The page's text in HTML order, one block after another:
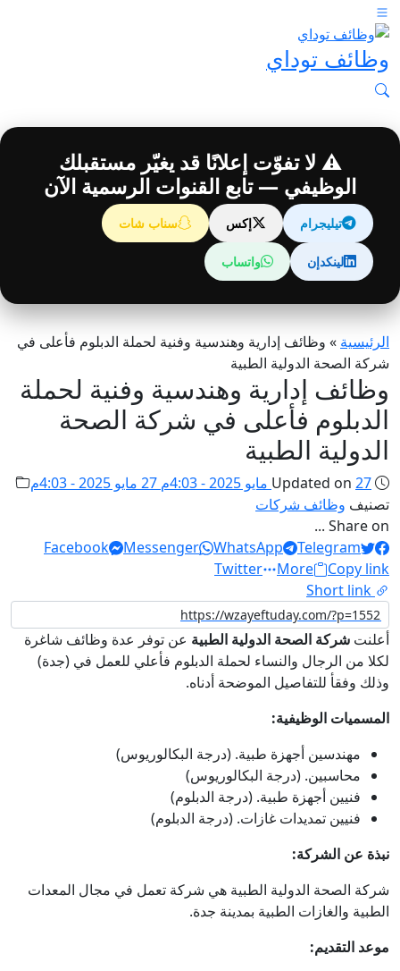
وظائف توداي
⚠️ لا تفوّت إعلانًا قد يغيّر مستقبلك
الوظيفي — تابع القنوات الرسمية الآن
تيليجرام إكس سناب شات
لينكدإن واتساب
الرئيسية » وظائف إدارية وهندسية وفنية لحملة الدبلوم فأعلى في
شركة الصحة الدولية الطبية
وظائف إدارية وهندسية وفنية لحملة
الدبلوم فأعلى في شركة الصحة
الدولية الطبية
Updated on 27 مايو 2025 - 4:03م
27 مايو 2025 - 4:03م
تصنيف وظائف شركات
Share on ...
Facebook
Messenger WhatsApp
Telegram
Twitter
More
Copy link
Short link
أعلنت شركة الصحة الدولية الطبية عن توفر عدة وظائف شاغرة
لكلا من الرجال والنساء لحملة الدبلوم فأعلي للعمل في (جدة)
وذلك وفقأ للتفاصيل الموضحة أدناه.
المسميات الوظيفية:
مهندسين أجهزة طبية. (درجة البكالوريوس)
محاسبين. (درجة البكالوريوس)
فنيين أجهزة طبية. (درجة الدبلوم)
فنيين تمديدات غازات. (درجة الدبلوم)
نبذة عن الشركة:
شركة الصحة الدولية الطبية هي شركة تعمل في مجال المعدات
الطبية والغازات الطبية بمدينة جدة.
موعد التقديم: